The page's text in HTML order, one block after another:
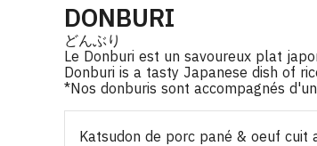
DONBURI
どんぶり
Le Donburi est un savoureux plat
Donburi is a tasty Japanese dish of
*Nos donburis sont accompagnés
Katsudon de porc pané & oeuf cuit